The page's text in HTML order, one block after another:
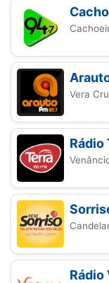
Vera
Rádio
Rádio